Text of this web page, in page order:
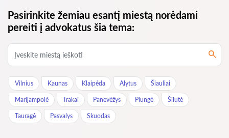
Pasirinkite žemiau esantį miestą norėdami
pereiti į advokatus šia tema:
Vilnius Kaunas Klaipėda Alytus Šiauliai
Marijampolė Trakai Panevėžys Plungė Šilutė
Tauragė Pasvalys Skuodas